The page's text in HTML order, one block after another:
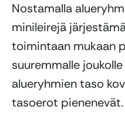
Nostamalla
minileirejä
toimintaan mukaan
suuremmalle
alueryhmien taso
tasoerot